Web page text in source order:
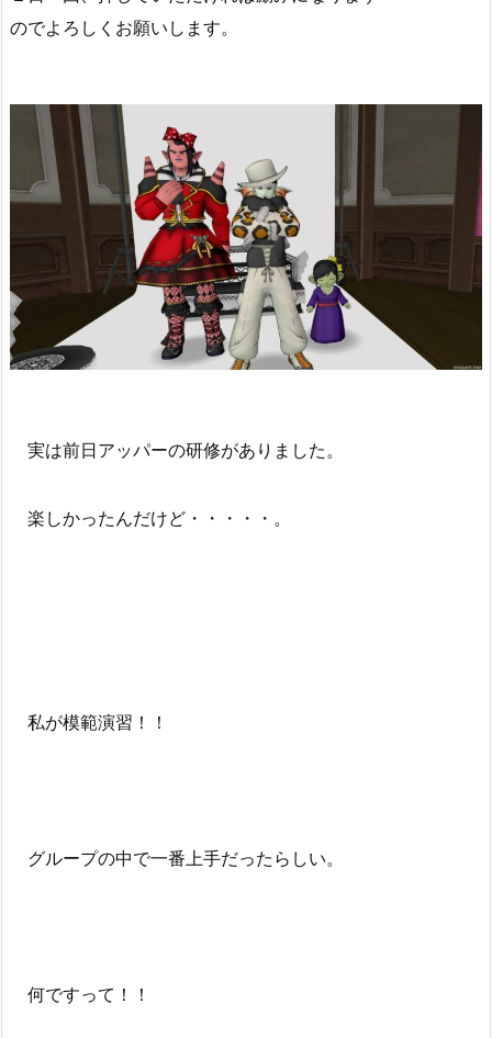
のでよろしくお願いします。
実は前日アッパーの研修がありました。
楽しかったんだけど・・・・・。
私が模範演習！！
グループの中で一番上手だったらしい。
何ですって！！